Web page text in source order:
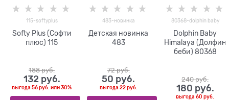
115-softyplus
Softy Plus (Софти
плюс) 115
188 руб.
132 руб.
выгода56 руб. или30%
483-новинка
Детская новинка
483
72 руб.
50 руб.
выгода 22 руб.
80368-dolphin baby
Dolphin Baby
Himalaya (Долфин
беби) 80368
240 руб.
180 руб.
выгода60 руб.